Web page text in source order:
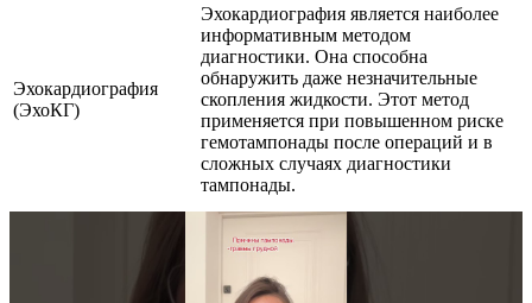
Эхокардиография
(ЭхоКГ)
Эхокардиография является наиболее
информативным методом
диагностики. Она способна
обнаружить даже незначительные
скопления жидкости. Этот метод
применяется при повышенном риске
гемотампонады после операций и в
сложных случаях диагностики
тампонады.